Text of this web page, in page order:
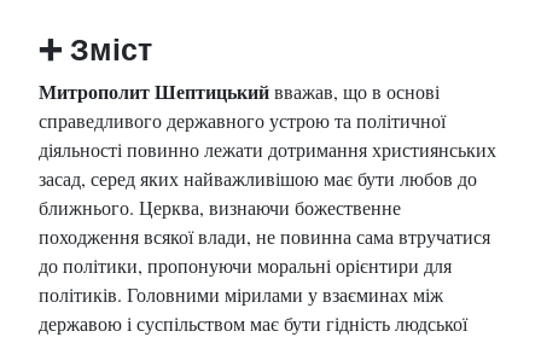
➕ Зміст
Митрополит Шептицькийвважав, що в основі
справедливого державного устрою та політичної
діяльності повинно лежати дотримання християнських
засад, серед яких найважливішою має бути любов до
ближнього. Церква, визнаючи божественне
походження всякої влади, не повинна сама втручатися
до політики, пропонуючи моральні орієнтири для
політиків. Головними мірилами у взаєминах між
державою і суспільством має бути гідність людської